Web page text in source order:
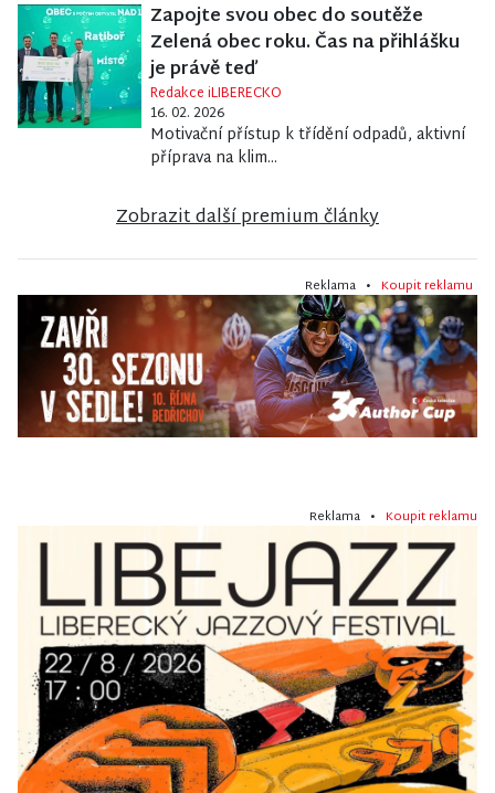
Zapojte svou obec do soutěže
Zelená obec roku. Čas na přihlášku
je právě teď
Redakce iLIBERECKO
16. 02. 2026
Motivační přístup k třídění odpadů, aktivní
příprava na klim...
Zobrazit další premium články
Reklama • Koupit reklamu
Reklama • Koupit reklamu